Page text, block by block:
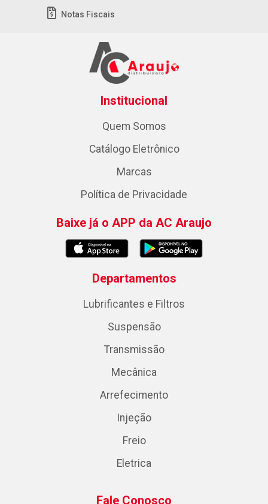
Notas Fiscais
Institucional
Quem Somos
Catálogo Eletrônico
Marcas
Política de Privacidade
Baixe já o APP da AC Araujo
Departamentos
Lubrificantes e Filtros
Suspensão
Transmissão
Mecânica
Arrefecimento
Injeção
Freio
Eletrica
Fale Conosco